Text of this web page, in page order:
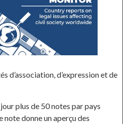
d’association, d’expression et de
plus de 50 notes par pays
note donne un aperçu des